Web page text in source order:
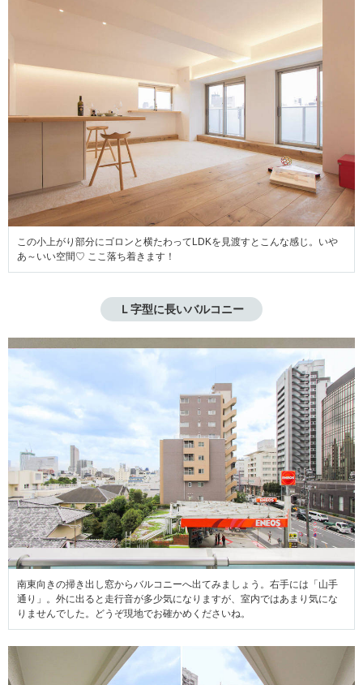
この小上がり部分にゴロンと横たわってLDKを見渡すとこんな感じ。いや
あ～いい空間♡ ここ落ち着きます！
Ｌ字型に長いバルコニー
南東向きの掃き出し窓からバルコニーへ出てみましょう。右手には「山手
通り」。外に出ると走行音が多少気になりますが、室内ではあまり気にな
りませんでした。どうぞ現地でお確かめくださいね。